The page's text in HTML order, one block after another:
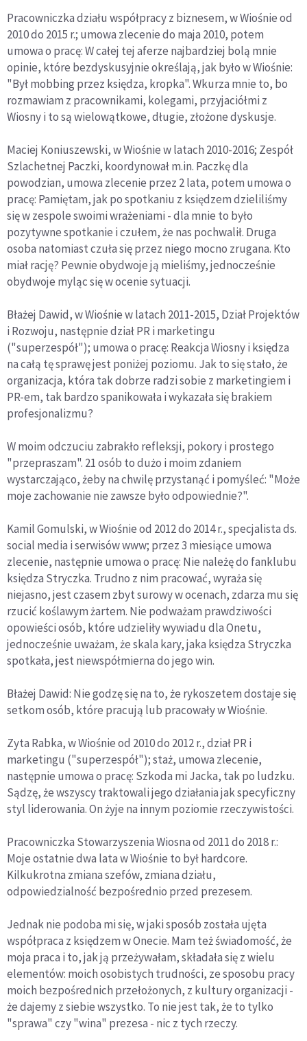
Pracowniczka działu współpracy z biznesem, w Wiośnie od
2010 do 2015 r.; umowa zlecenie do maja 2010, potem
umowa o pracę: W całej tej aferze najbardziej bolą mnie
opinie, które bezdyskusyjnie określają, jak było w Wiośnie:
"Był mobbing przez księdza, kropka". Wkurza mnie to, bo
rozmawiam z pracownikami, kolegami, przyjaciółmi z
Wiosny i to są wielowątkowe, długie, złożone dyskusje.
Maciej Koniuszewski, w Wiośnie w latach 2010-2016; Zespół
Szlachetnej Paczki, koordynował m.in. Paczkę dla
powodzian, umowa zlecenie przez 2 lata, potem umowa o
pracę: Pamiętam, jak po spotkaniu z księdzem dzieliliśmy
się w zespole swoimi wrażeniami - dla mnie to było
pozytywne spotkanie i czułem, że nas pochwalił. Druga
osoba natomiast czuła się przez niego mocno zrugana. Kto
miał rację? Pewnie obydwoje ją mieliśmy, jednocześnie
obydwoje myląc się w ocenie sytuacji.
Błażej Dawid, w Wiośnie w latach 2011-2015, Dział Projektów
i Rozwoju, następnie dział PR i marketingu
("superzespół"); umowa o pracę: Reakcja Wiosny i księdza
na całą tę sprawę jest poniżej poziomu. Jak to się stało, że
organizacja, która tak dobrze radzi sobie z marketingiem i
PR-em, tak bardzo spanikowała i wykazała się brakiem
profesjonalizmu?
W moim odczuciu zabrakło refleksji, pokory i prostego
"przepraszam". 21 osób to dużo i moim zdaniem
wystarczająco, żeby na chwilę przystanąć i pomyśleć: "Może
moje zachowanie nie zawsze było odpowiednie?".
Kamil Gomulski, w Wiośnie od 2012 do 2014 r., specjalista ds.
social media i serwisów www; przez 3 miesiące umowa
zlecenie, następnie umowa o pracę: Nie należę do fanklubu
księdza Stryczka. Trudno z nim pracować, wyraża się
niejasno, jest czasem zbyt surowy w ocenach, zdarza mu się
rzucić koślawym żartem. Nie podważam prawdziwości
opowieści osób, które udzieliły wywiadu dla Onetu,
jednocześnie uważam, że skala kary, jaka księdza Stryczka
spotkała, jest niewspółmierna do jego win.
Błażej Dawid: Nie godzę się na to, że rykoszetem dostaje się
setkom osób, które pracują lub pracowały w Wiośnie.
Zyta Rabka, w Wiośnie od 2010 do 2012 r., dział PR i
marketingu ("superzespół"); staż, umowa zlecenie,
następnie umowa o pracę: Szkoda mi Jacka, tak po ludzku.
Sądzę, że wszyscy traktowali jego działania jak specyficzny
styl liderowania. On żyje na innym poziomie rzeczywistości.
Pracowniczka Stowarzyszenia Wiosna od 2011 do 2018 r.:
Moje ostatnie dwa lata w Wiośnie to był hardcore.
Kilkukrotna zmiana szefów, zmiana działu,
odpowiedzialność bezpośrednio przed prezesem.
Jednak nie podoba mi się, w jaki sposób została ujęta
współpraca z księdzem w Onecie. Mam też świadomość, że
moja praca i to, jak ją przeżywałam, składała się z wielu
elementów: moich osobistych trudności, ze sposobu pracy
moich bezpośrednich przełożonych, z kultury organizacji -
że dajemy z siebie wszystko. To nie jest tak, że to tylko
"sprawa" czy "wina" prezesa - nic z tych rzeczy.